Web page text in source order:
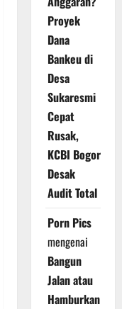
Proyek
Dana
Bankeu di
Desa
Sukaresmi
Cepat
Rusak,
KCBI Bogor
Desak
Audit Total
Porn Pics
mengenai
Bangun
Jalan atau
Hamburkan